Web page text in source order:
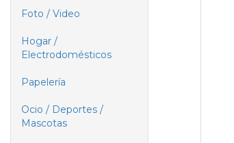
Foto / Video
Hogar /
Electrodomésticos
Papelería
Ocio / Deportes /
Mascotas